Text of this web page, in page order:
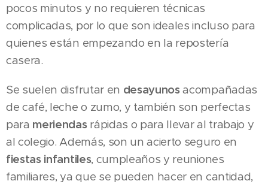
pocos minutos y no requieren técnicas
complicadas, por lo que son ideales incluso para
quienes están empezando en la repostería
casera.
Se suelen disfrutar en desayunos acompañadas
de café, leche o zumo, y también son perfectas
para meriendas rápidas o para llevar al trabajo y
al colegio. Además, son un acierto seguro en
fiestas infantiles, cumpleaños y reuniones
familiares, ya que se pueden hacer en cantidad,